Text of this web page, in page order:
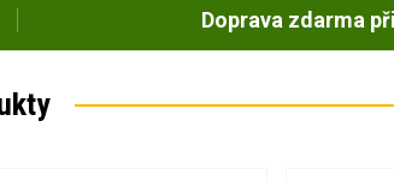
Doprava zdarma